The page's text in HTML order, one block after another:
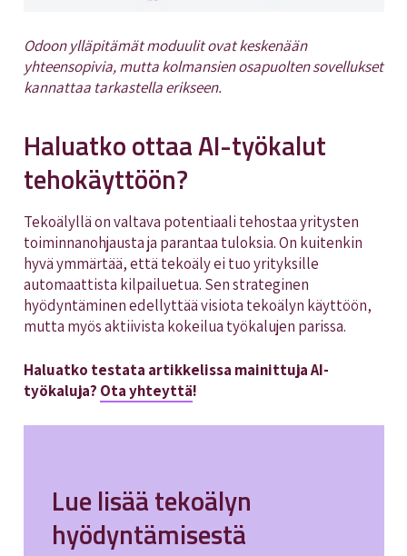
Odoon ylläpitämät moduulit ovat keskenään
yhteensopivia, mutta kolmansien osapuolten sovellukset
kannattaa tarkastella erikseen.
Haluatko ottaa AI-työkalut
tehokäyttöön?
Tekoälyllä on valtava potentiaali tehostaa yritysten
toiminnanohjausta ja parantaa tuloksia. On kuitenkin
hyvä ymmärtää, että tekoäly ei tuo yrityksille
automaattista kilpailuetua. Sen strateginen
hyödyntäminen edellyttää visiota tekoälyn käyttöön,
mutta myös aktiivista kokeilua työkalujen parissa.
Haluatko testata artikkelissa mainittuja AI-
työkaluja? Ota yhteyttä!
Lue lisää tekoälyn
hyödyntämisestä